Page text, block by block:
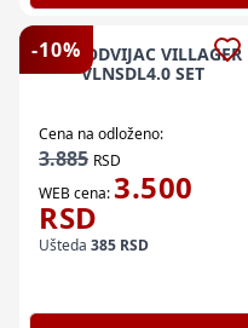
-10%
AKU ODVIJAC VILLAGER
VLNSDL4.0 SET
Cena na odloženo:
3.885 RSD
WEB cena:3.500
RSD
Ušteda 385 RSD